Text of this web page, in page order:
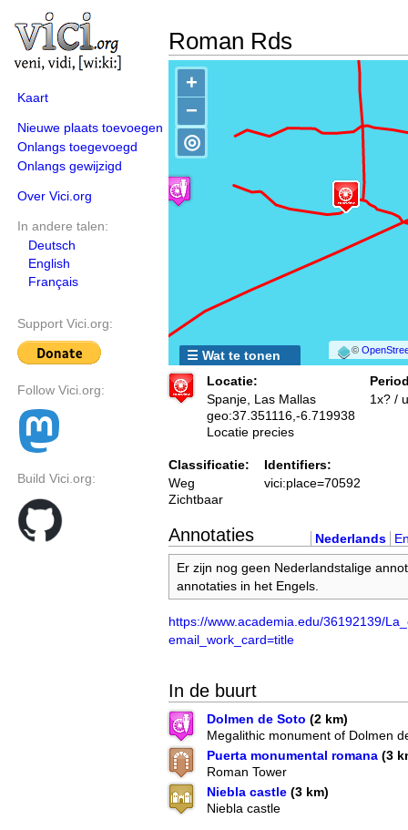
Kaart
Nieuwe plaats toevoegen
Onlangs toegevoegd
Onlangs gewijzigd
Over Vici.org
In andere talen:
Deutsch
English
Français
Support Vici.org:
Follow Vici.org:
Build Vici.org:
Roman Rds
+
−
©
◎
☰ Wat te tonen
Locatie:
Spanje, Las Mallas
geo:37.351116,-6.719938
Locatie precies
1x? /
Classificatie:
Weg
Zichtbaar
Identifiers:
vici:place=70592
Annotaties Nederlands
Er zijn nog geen Nederlandstalige
annotaties in het Engels.
https://www.academia.edu/36192139/
email_work_card=title
In de buurt
Dolmen de Soto (2 km)
Megalithic monument of Dolmen
Puerta monumental romana (3
Roman Tower
Niebla castle (3 km)
Niebla castle